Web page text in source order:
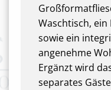
Waschtisch,
sowie ein
angenehme
Ergänzt wird
separates